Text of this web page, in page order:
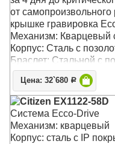
от
крышке гравировка
Механизм: Кварцевый
Корпус: Сталь с
Браслет: Стальной с
Стекло: Минеральное
Водозащита: 30WR
Цена: 32`680 Р
Citizen EX1122-58D
Система Ecco-Drive
Механизм: кварцевый
Корпус: сталь с IP